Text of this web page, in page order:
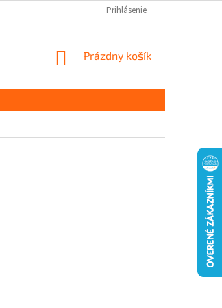
Prihlásenie
NÁKUPNÝ
Prázdny košík